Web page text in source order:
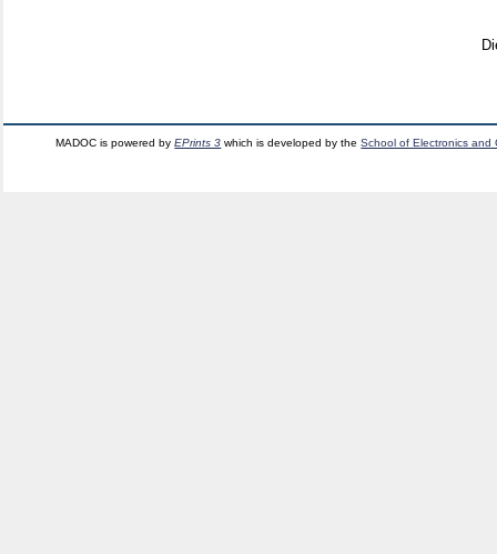
MADOC is powered byEPrints 3 which is developed by theSchool of Electronics and